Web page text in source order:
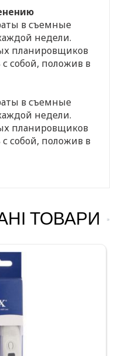
в съемные
недели.
планировщиков
собой, положив в
в съемные
недели.
планировщиков
собой, положив в
ТОВАРИ